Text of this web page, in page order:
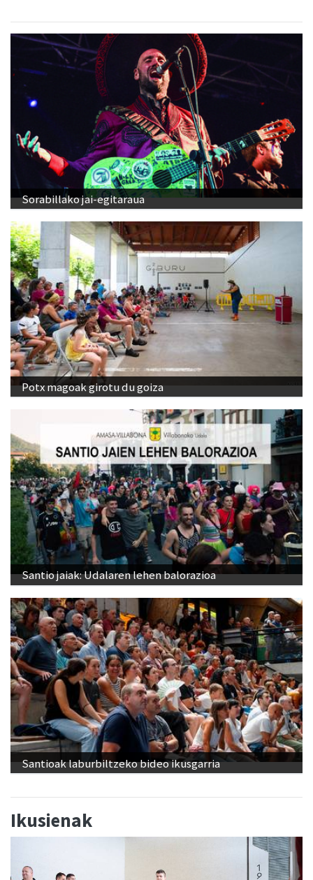
Sorabillako jai-egitaraua
Potx magoak girotu du goiza
Santio jaiak: Udalaren lehen balorazioa
Santioak laburbiltzeko bideo ikusgarria
Ikusienak